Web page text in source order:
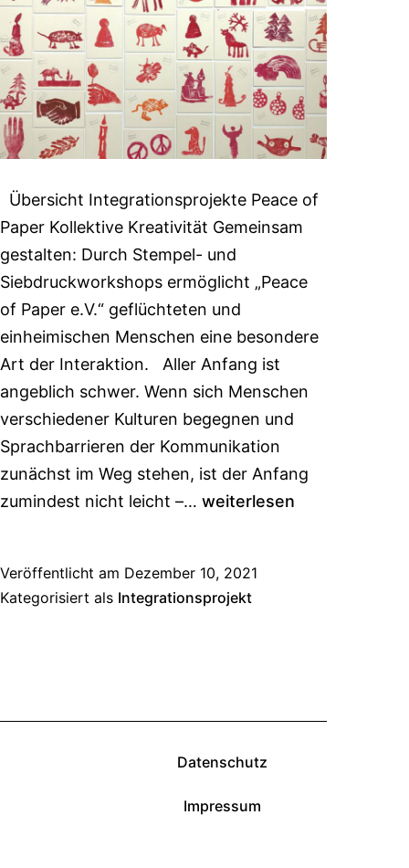
Übersicht Integrationsprojekte Peace of
Paper Kollektive Kreativität Gemeinsam
gestalten: Durch Stempel- und
Siebdruckworkshops ermöglicht „Peace
of Paper e.V.“ geflüchteten und
einheimischen Menschen eine besondere
Art der Interaktion. Aller Anfang ist
angeblich schwer. Wenn sich Menschen
verschiedener Kulturen begegnen und
Sprachbarrieren der Kommunikation
zunächst im Weg stehen, ist der Anfang
zumindest nicht leicht –… weiterlesen
Veröffentlicht am Dezember 10, 2021
Kategorisiert als Integrationsprojekt
Datenschutz
Impressum